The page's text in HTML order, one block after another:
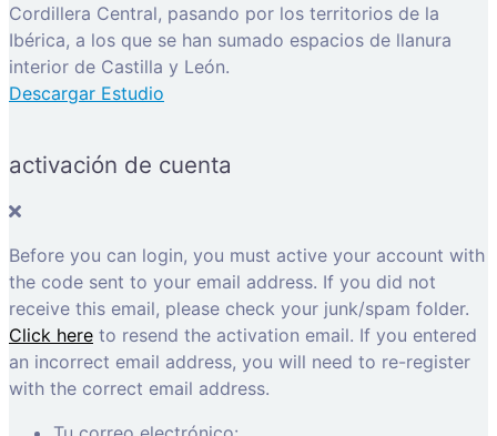
Cordillera Central, pasando por los territorios de la
Ibérica, a los que se han sumado espacios de llanura
interior de Castilla y León.
Descargar Estudio
activación de cuenta
Before you can login, you must active your account with
the code sent to your email address. If you did not
receive this email, please check your junk/spam folder.
Click here to resend the activation email. If you entered
an incorrect email address, you will need to re-register
with the correct email address.